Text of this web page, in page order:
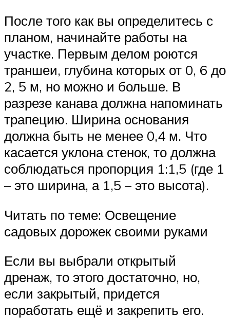
После того как вы определитесь с
планом, начинайте работы на
участке. Первым делом роются
траншеи, глубина которых от 0, 6 до
2, 5 м, но можно и больше. В
разрезе канава должна напоминать
трапецию. Ширина основания
должна быть не менее 0,4 м. Что
касается уклона стенок, то должна
соблюдаться пропорция 1:1,5 (где 1
– это ширина, а 1,5 – это высота).
Читать по теме: Освещение
садовых дорожек своими руками
Если вы выбрали открытый
дренаж, то этого достаточно, но,
если закрытый, придется
поработать ещё и закрепить его.